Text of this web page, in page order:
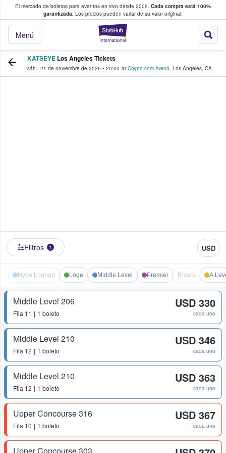
El mercado de boletos para eventos en vivo desde 2009. Cada compra está 100%
garantizada. Los precios pueden variar de su valor original.
StubHub: donde
Menú
fans compran y venden boletos
KATSEYE Los Angeles Tickets
sáb., 21 de noviembre de 2026 • 20:00 at Crypto.com Arena, Los Angeles, CA
Filtros 1 USD
Hyde Lounge Loge Middle Level Premier Risers A
Middle Level 206
Fila 11 1 boleto
USD 330
cada uno
Middle Level 210
Fila 12 1 boleto
USD 346
cada uno
Middle Level 210
Fila 12 1 boleto
USD 363
cada uno
Upper Concourse 316
Fila 10 1 boleto
USD 367
cada uno